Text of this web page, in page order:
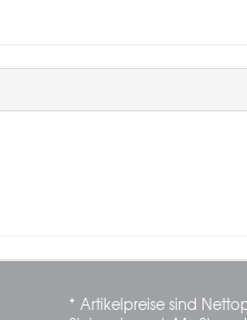
* Artikelpreise sind